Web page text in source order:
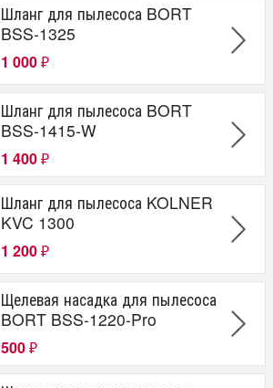
Шланг для пылесоса BORT
BSS-1325
1 000 ₽
Шланг для пылесоса BORT
BSS-1415-W
1 400 ₽
Шланг для пылесоса KOLNER
KVC 1300
1 200 ₽
Щелевая насадка для пылесоса
BORT BSS-1220-Pro
500 ₽